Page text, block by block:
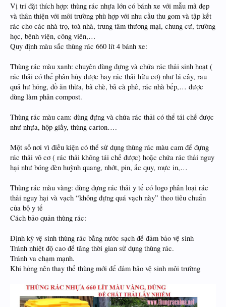
Vị trí đặt thích hợp: thùng rác nhựa lớn có bánh xe với mẫu mã đẹp
và thân thiện với môi trường phù hợp với nhu cầu thu gom và tập kết
rác cho các nhà trọ, toà nhà, trung tâm thương mại, chung cư, trường
học, bệnh viện, công viên,…
Quy định màu sắc thùng rác 660 lít 4 bánh xe:
Thùng rác màu xanh: chuyên dùng đựng và chứa rác thải sinh hoạt (
rác thải có thể phân hủy được hay rác thải hữu cơ) như lá cây, rau
quả hư hỏng, đồ ăn thừa, bã chè, bã cà phê, rác nhà bếp,… được
dùng làm phân compost.
Thùng rác màu cam: dùng đựng và chứa rác thải có thể tái chế được
như nhựa, hộp giấy, thùng carton….
Một số nơi vì điều kiện có thể sử dụng thùng rác màu cam để đựng
rác thải vô cơ ( rác thải không tái chế được) hoặc chứa rác thải nguy
hại như bóng đèn huỳnh quang, nhớt, pin, ắc quy, mực in,…
Thùng rác màu vàng: dùng đựng rác thải y tế có logo phân loại rác
thải nguy hại và vạch “không đựng quá vạch này” theo tiêu chuẩn
của bộ y tế
Cách bảo quản thùng rác:
Định kỳ vệ sinh thùng rác bằng nước sạch để đảm bảo vệ sinh
Tránh nhiệt độ cao để tăng thời gian sử dụng thùng rác.
Tránh va chạm mạnh.
Khi hỏng nên thay thế thùng mới để đảm bảo vệ sinh môi trường